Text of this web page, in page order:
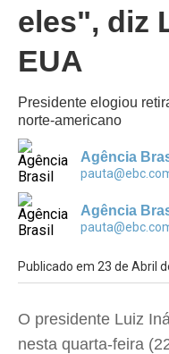
eles", diz
EUA
Presidente elogiou
norte-americano
Agência
Agência
Publicado em 23 de Abril
O presidente Luiz
nesta quarta-feira